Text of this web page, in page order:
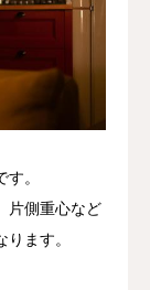
す。
片側重心など
ます。